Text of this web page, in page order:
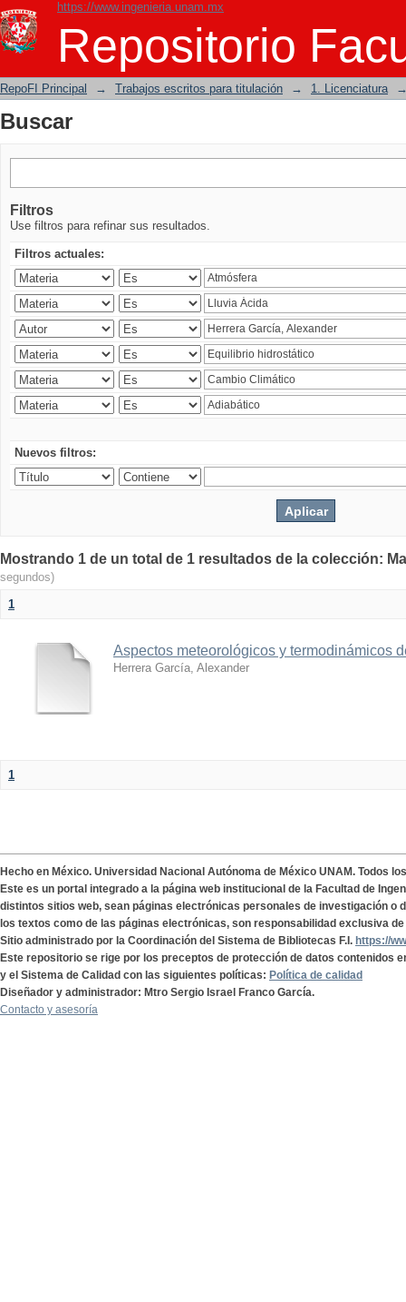
https://www.ingenieria.unam.mx
Repositorio
Buscar
RepoFI Principal → Trabajos escritos para titulación → 1. Licenciatura
Buscar
Filtros
Use filtros para refinar sus resultados.
Filtros actuales:
Nuevos filtros:
Mostrando 1 de un total de 1 resultados de la colección:
segundos)
1
Aspectos meteorológicos y termodinámicos
Herrera García, Alexander
1
Hecho en México. Universidad Nacional Autónoma de México UNAM. Todos
Este es un portal integrado a la página web institucional de la Facultad de
distintos sitios web, sean páginas electrónicas personales de investigación o
los textos como de las páginas electrónicas, son responsabilidad exclusiva
Sitio administrado por la Coordinación del Sistema de Bibliotecas F.I. https://
Este repositorio se rige por los preceptos de protección de datos contenidos
y el Sistema de Calidad con las siguientes políticas: Política de calidad
Diseñador y administrador: Mtro Sergio Israel Franco García.
Contacto y asesoría